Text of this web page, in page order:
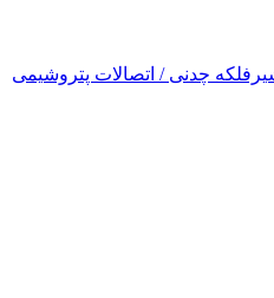
چدنی / اتصالات پتروشیمی